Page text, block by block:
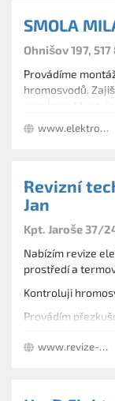
SMOLA
Ohnišov 197, 517
Provádíme
hromosvodů.
regulace.
elektrické
přímotopy i
www.elektrosmola.cz
Revizní
Jan
Kpt. Jaroše 37/
Nabízím revize
prostředí a
Kontroluji
Provádím
Zajišťuji
elektrickým
www.revize-elektro.cz